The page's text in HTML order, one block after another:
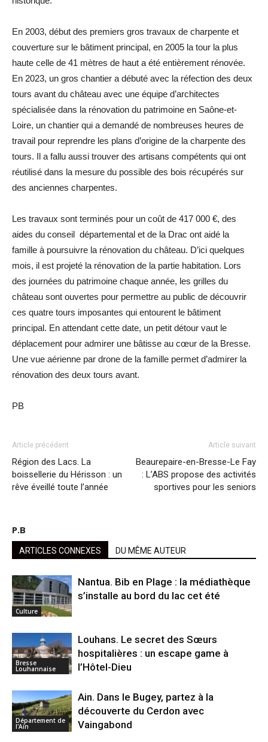
En 2003, début des premiers gros travaux de charpente et
couverture sur le bâtiment principal, en 2005 la tour la plus
haute celle de 41 mètres de haut a été entièrement rénovée.
En 2023, un gros chantier a débuté avec la réfection des deux
tours avant du château avec une équipe d’architectes
spécialisée dans la rénovation du patrimoine en Saône-et-
Loire, un chantier qui a demandé de nombreuses heures de
travail pour reprendre les plans d’origine de la charpente des
tours. Il a fallu aussi trouver des artisans compétents qui ont
réutilisé dans la mesure du possible des bois récupérés sur
des anciennes charpentes.
Les travaux sont terminés pour un coût de 417 000 €, des
aides du conseil départemental et de la Drac ont aidé la
famille à poursuivre la rénovation du château. D’ici quelques
mois, il est projeté la rénovation de la partie habitation. Lors
des journées du patrimoine chaque année, les grilles du
château sont ouvertes pour permettre au public de découvrir
ces quatre tours imposantes qui entourent le bâtiment
principal. En attendant cette date, un petit détour vaut le
déplacement pour admirer une bâtisse au cœur de la Bresse.
Une vue aérienne par drone de la famille permet d’admirer la
rénovation des deux tours avant.
PB
Article précédent
Région des Lacs. La
boissellerie du Hérisson : un
rêve éveillé toute l’année
Article suivant
Beaurepaire-en-Bresse-Le Fay
: L’ABS propose des activités
sportives pour les seniors
P.B
ARTICLES CONNEXES DU MÊME AUTEUR
Culture
Nantua. Bib en Plage : la médiathèque
s’installe au bord du lac cet été
Bresse
Louhannaise
Louhans. Le secret des Sœurs
hospitalières : un escape game à
l’Hôtel-Dieu
Département de
l'Ain
Ain. Dans le Bugey, partez à la
découverte du Cerdon avec
Vaingabond